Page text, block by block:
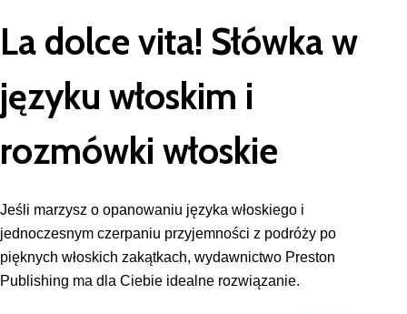
La dolce vita! Słówka w
języku włoskim i
rozmówki włoskie
Jeśli marzysz o opanowaniu języka włoskiego i
jednoczesnym czerpaniu przyjemności z podróży po
pięknych włoskich zakątkach, wydawnictwo Preston
Publishing ma dla Ciebie idealne rozwiązanie.